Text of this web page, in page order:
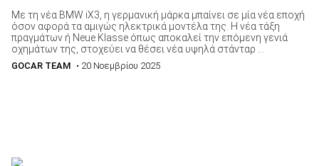
Με τη νέα BMW iX3, η γερμανική μάρκα μπαίνει σε μία νέα εποχή
όσον αφορά τα αμιγώς ηλεκτρικά μοντέλα της. Η νέα τάξη
πραγμάτων ή Neue Klasse όπως αποκαλεί την επόμενη γενιά
οχημάτων της, στοχεύει να θέσει νέα υψηλά στάνταρ ...
GOCAR TEAM • 20 Νοεμβρίου 2025